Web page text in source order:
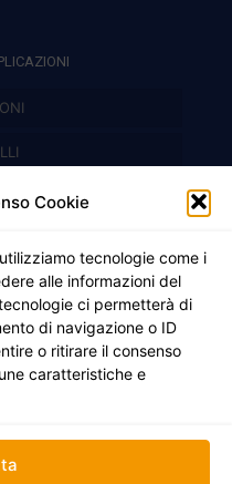
Cookie
tecnologie come i
alle informazioni del
ci permetterà di
di navigazione o ID
o ritirare il consenso
caratteristiche e
pannelli
battuto
ante
ed elettricità
Rights Reserved.
legale Via Alessandro